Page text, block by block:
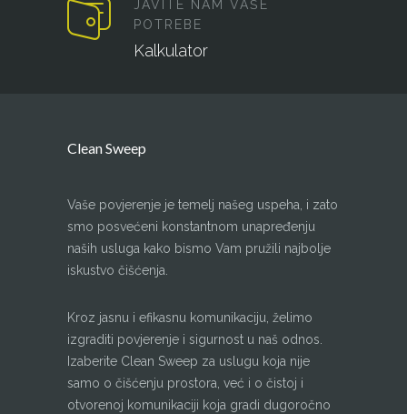
JAVITE NAM VAŠE
POTREBE
Kalkulator
Clean Sweep
Vaše povjerenje je temelj našeg uspeha, i zato
smo posvećeni konstantnom unapređenju
naših usluga kako bismo Vam pružili najbolje
iskustvo čišćenja.
Kroz jasnu i efikasnu komunikaciju, želimo
izgraditi povjerenje i sigurnost u naš odnos.
Izaberite Clean Sweep za uslugu koja nije
samo o čišćenju prostora, već i o čistoj i
otvorenoj komunikaciji koja gradi dugoročno